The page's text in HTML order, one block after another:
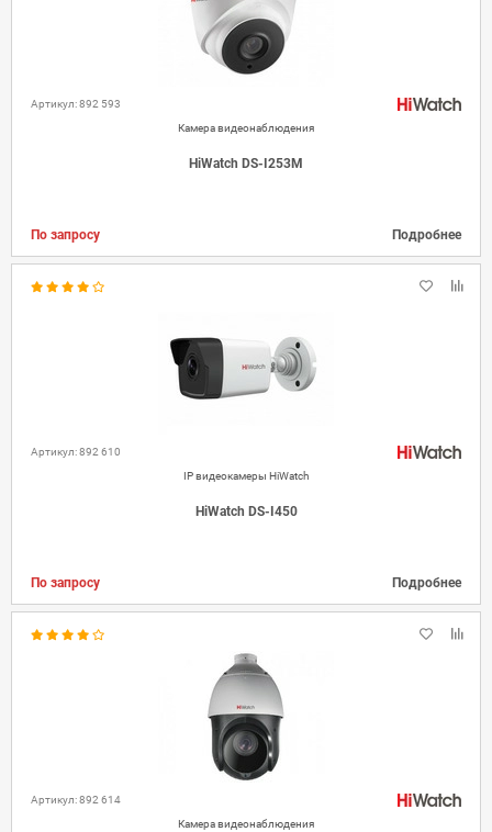
Артикул: 892 593
Камера видеонаблюдения
HiWatch DS-I253M
По запросу Подробнее
Артикул: 892 610
IP видеокамеры HiWatch
HiWatch DS-I450
По запросу Подробнее
Артикул: 892 614
Камера видеонаблюдения